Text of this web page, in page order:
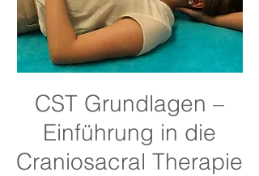
CST Grundlagen –
Einführung in die
Craniosacral Therapie